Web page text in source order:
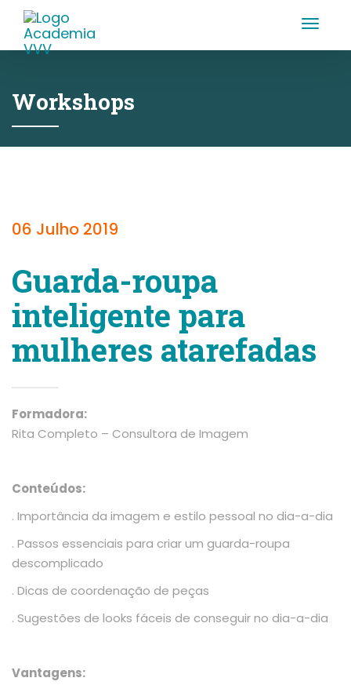
Toggle
Workshops
06 Julho 2019
Guarda-roupa
inteligente para
mulheres atarefadas
Formadora:
Rita Completo – Consultora de Imagem
Conteúdos:
. Importância da imagem e estilo pessoal no dia-a-dia
. Passos essenciais para criar um guarda-roupa
descomplicado
. Dicas de coordenação de peças
. Sugestões de looks fáceis de conseguir no dia-a-dia
Vantagens: